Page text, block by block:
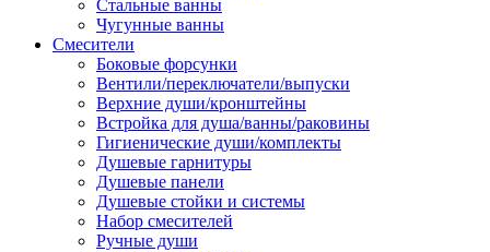
Стальные ванны
Чугунные ванны
Смесители
Боковые форсунки
Вентили/переключатели/выпуски
Верхние души/кронштейны
Встройка для душа/ванны/раковины
Гигиенические души/комплекты
Душевые гарнитуры
Душевые панели
Душевые стойки и системы
Набор смесителей
Ручные души